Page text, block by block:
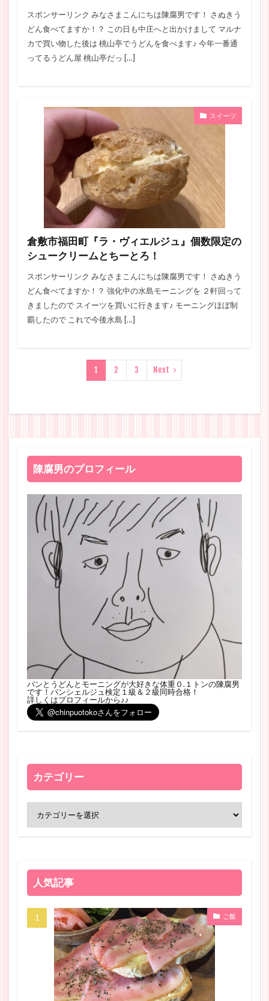
スポンサーリンク みなさまこんにちは陳腐男です！ さぬきう
どん食べてますか！？ この日も中庄へと出かけまして マルナ
カで買い物した後は 桃山亭でうどんを食べます♪ 今年一番通
ってるうどん屋 桃山亭だっ […]
スイーツ
倉敷市福田町『ラ・ヴィエルジュ』個数限定の
シュークリームとちーとろ！
スポンサーリンク みなさまこんにちは陳腐男です！ さぬきう
どん食べてますか！？ 強化中の水島モーニングを ２軒回って
きましたので スイーツを買いに行きます♪ モーニングほぼ制
覇したので これで今後水島 […]
1 2 3 Next
陳腐男のプロフィール
パンとうどんとモーニングが大好きな体重０.１トンの陳腐男
です！パンシェルジュ検定１級＆２級同時合格！
詳しくはプロフィールから♪♪
カテゴリー
人気記事
ご飯